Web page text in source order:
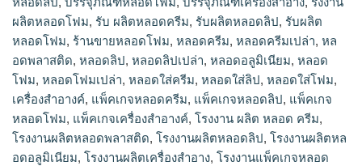
ผลิตหลอดโฟม, รับ ผลิตหลอดครีม, รับผลิตหลอดลิป, รับผลิต
หลอดโฟม, ร้านขายหลอดโฟม, หลอดครีม, หลอดครีมเปล่า, หล
อดพลาสติด, หลอดลิป, หลอดลิปเปล่า, หลอดอลูมิเนียม, หลอด
โฟม, หลอดโฟมเปล่า, หลอดใส่ครีม, หลอดใส่ลิป, หลอดใส่โฟม,
เครื่องสำอางค์, แพ็คเกจหลอดครีม, แพ็คเกจหลอดลิป, แพ็คเกจ
หลอดโฟม, แพ็คเกจเครื่องสำอางค์, โรงงาน ผลิต หลอด ครีม,
โรงงานผลิตหลอดพลาสติด, โรงงานผลิตหลอดลิป, โรงงานผลิตหล
อดอลูมิเนียม, โรงงานผลิตเครื่องสำอาง, โรงงานแพ็คเกจหลอด